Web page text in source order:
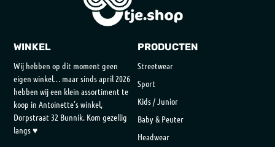
WINKEL
Wij hebben op dit moment geen
eigen winkel… maar sinds april 2026
hebben wij een klein assortiment te
koop in Antoinette’s winkel,
Dorpstraat 32 Bunnik. Kom gezellig
langs ♥
PRODUCTEN
Streetwear
Sport
Kids / Junior
Baby & Peuter
Headwear